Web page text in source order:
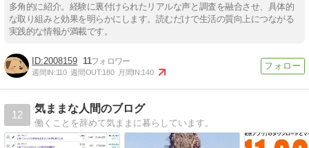
多角的に紹介。経験に裏付けられたリアルな声と調査を融合させ、具体的
な取り組みと効果を明らかにします。読むだけで生活の質向上につながる
実践的な情報が満載です。
2008159 11
週間IN:110 週間OUT:180 月間IN:140
12
気ままな人間のブログ
働くことを辞めて気ままに暮らしています。